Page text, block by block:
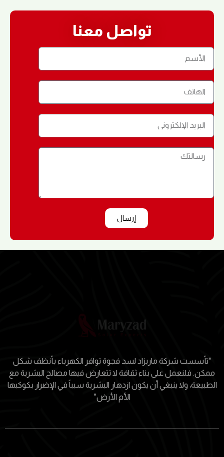
تواصل معنا
إرسال
"تأسست شركة ماريزاد لسد فجوة توافر الكهرباء بأنظف شكل
ممكن. فلنعمل على بناء ثقافة لا تتعارض فيها مصالح البشرية مع
الطبيعة، ولا ينبغي أن يكون ازدهار البشرية سبباً في الإضرار بكوكبها
الأم الأرض"